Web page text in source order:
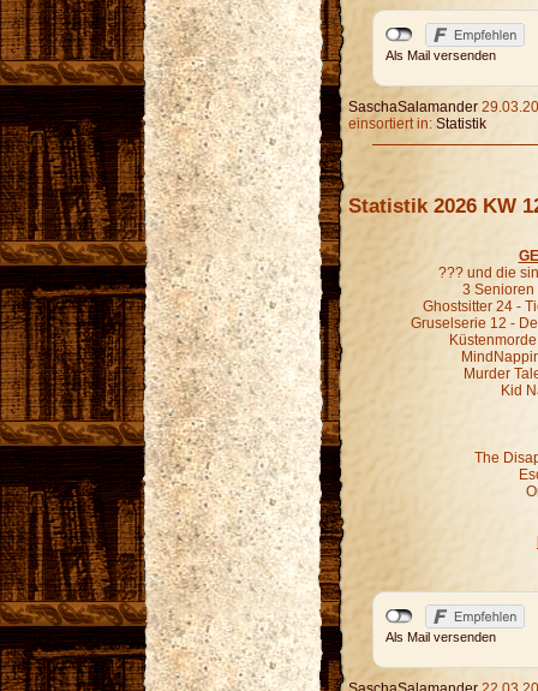
Als Mail versenden
SaschaSalamander
einsortiert in: Statistik
Statistik 2026 KW
??? und die
3 Senioren
Ghostsitter 24 -
Gruselserie 12 -
Murder
Kid
The
Als Mail versenden